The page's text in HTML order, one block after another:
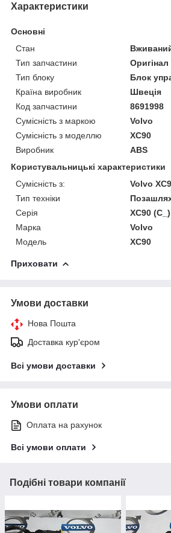
Характеристики
Основні
Стан
Тип запчастини
Оригінал
Тип блоку
Блок
Країна виробник
Швеція
Код запчастини
8691998
Сумісність з маркою
Volvo
Сумісність з моделлю
XC90
Виробник
ABS
Користувальницькі характеристики
Сумісність з:
Volvo
Тип техніки
Серія
XC90
Марка
Volvo
Модель
XC90
Приховати
Умови доставки
Нова Пошта
Доставка кур'єром
Всі умови доставки
Умови оплати
Оплата на рахунок
Всі умови оплати
Подібні товари компанії